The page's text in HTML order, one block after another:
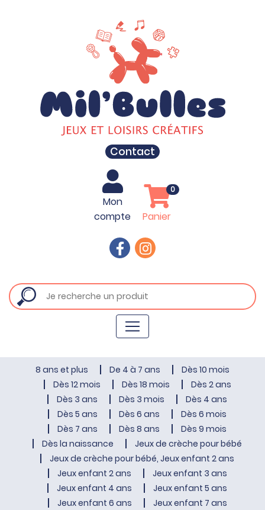
Contact
Mon
compte
Panier
0
8 ans et plus De 4 à 7 ans
Dès 10 mois
Dès 12 mois
Dès 18 mois
Dès 2 ans
Dès 3 ans
Dès 3 mois
Dès 4 ans
Dès 5 ans
Dès 6 ans
Dès 6 mois
Dès 7 ans
Dès 8 ans
Dès 9 mois
Dès la naissance
Jeux de crèche pour bébé
Jeux de crèche pour bébé, Jeux enfant 2 ans
Jeux enfant 2 ans
Jeux enfant 3 ans
Jeux enfant 4 ans
Jeux enfant 5 ans
Jeux enfant 6 ans
Jeux enfant 7 ans